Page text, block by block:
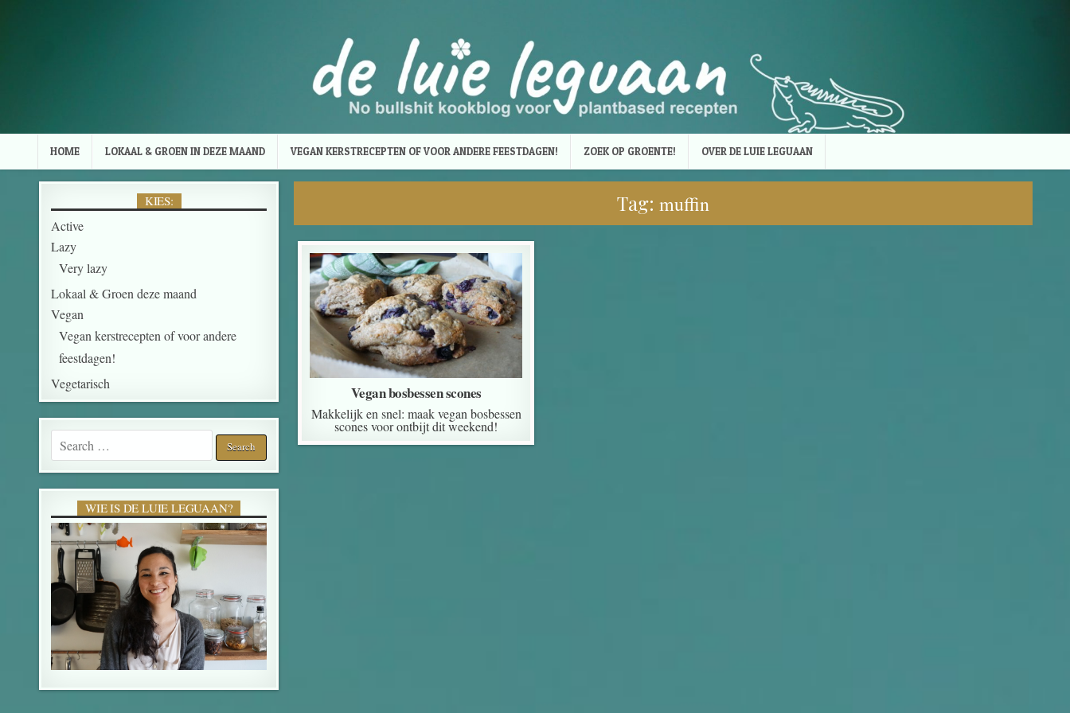
HOME LOKAAL & GROEN IN DEZE MAAND VEGAN KERSTRECEPTEN OF VOOR ANDERE FEESTDAGEN! ZOEK OP GROENTE! OVER DE LUIE LEGUAAN
Tag:muffin
Vegan bosbessen scones
Makkelijk en snel: maak vegan bosbessen
scones voor ontbijt dit weekend!
KIES:
Active
Lazy
Very lazy
Lokaal & Groen deze maand
Vegan
Vegan kerstrecepten of voor andere
feestdagen!
Vegetarisch
Search for:
WIE IS DE LUIE LEGUAAN?